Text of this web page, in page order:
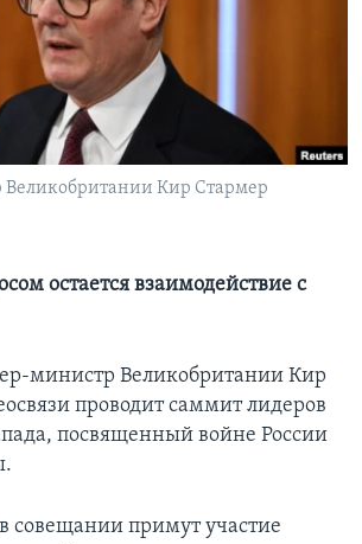
Кир Стармер
остается взаимодействие с
министр Великобритании Кир
проводит саммит лидеров
посвященный войне России
совещании примут участие